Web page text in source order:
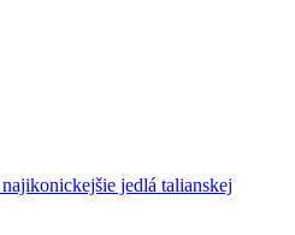
jedlá talianskej